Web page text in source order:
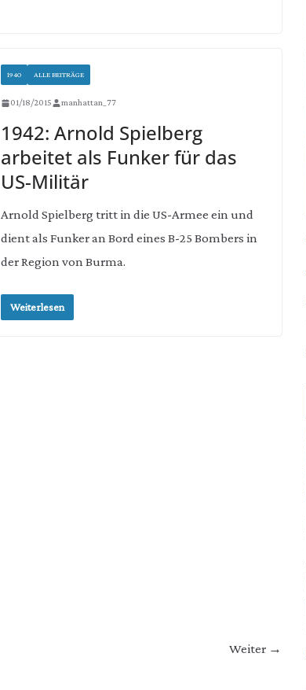
1940 ALLE BEITRÄGE
01/18/2015 manhattan_77
1942: Arnold Spielberg
arbeitet als Funker für das
US-Militär
Arnold Spielberg tritt in die US-Armee ein und
dient als Funker an Bord eines B-25 Bombers in
der Region von Burma.
Weiterlesen
Weiter →